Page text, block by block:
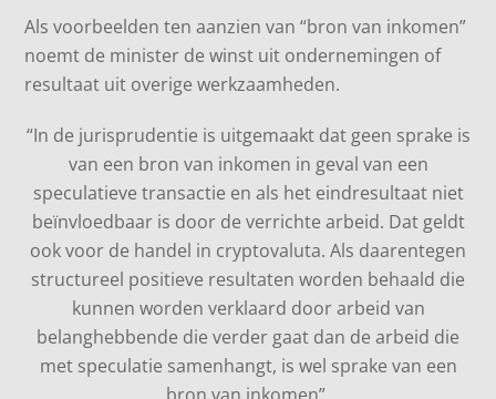
Als voorbeelden ten aanzien van “bron van inkomen”
noemt de minister de winst uit ondernemingen of
resultaat uit overige werkzaamheden.
“In de jurisprudentie is uitgemaakt dat geen sprake is
van een bron van inkomen in geval van een
speculatieve transactie en als het eindresultaat niet
beïnvloedbaar is door de verrichte arbeid. Dat geldt
ook voor de handel in cryptovaluta. Als daarentegen
structureel positieve resultaten worden behaald die
kunnen worden verklaard door arbeid van
belanghebbende die verder gaat dan de arbeid die
met speculatie samenhangt, is wel sprake van een